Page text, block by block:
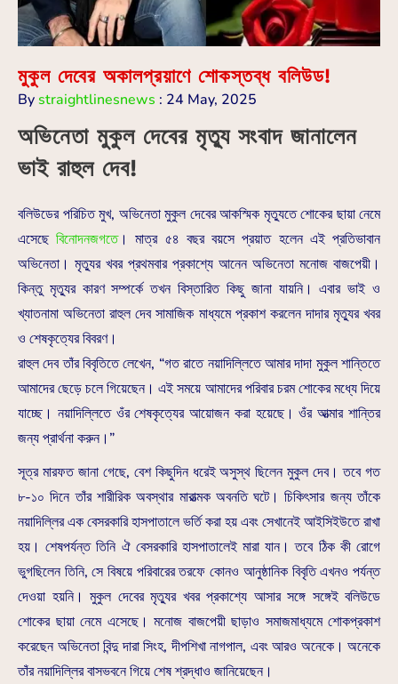
মুকুল দেবের অকালপ্রয়াণে শোকস্তব্ধ বলিউড!
Bystraightlinesnews : 24 May, 2025
অভিনেতা মুকুল দেবের মৃত্যু সংবাদ জানালেন
ভাই রাহুল দেব!
বলিউডের পরিচিত মুখ, অভিনেতা মুকুল দেবের আকস্মিক মৃত্যুতে শোকের ছায়া নেমে
এসেছেবিনোদনজগতে। মাত্র ৫৪ বছর বয়সে প্রয়াত হলেন এই প্রতিভাবান
অভিনেতা। মৃত্যুর খবর প্রথমবার প্রকাশ্যে আনেন অভিনেতা মনোজ বাজপেয়ী।
কিন্তু মৃত্যুর কারণ সম্পর্কে তখন বিস্তারিত কিছু জানা যায়নি। এবার ভাই ও
খ্যাতনামা অভিনেতা রাহুল দেব সামাজিক মাধ্যমে প্রকাশ করলেন দাদার মৃত্যুর খবর
ও শেষকৃত্যের বিবরণ।
রাহুল দেব তাঁর বিবৃতিতে লেখেন, “গত রাতে নয়াদিল্লিতে আমার দাদা মুকুল শান্তিতে
আমাদের ছেড়ে চলে গিয়েছেন। এই সময়ে আমাদের পরিবার চরম শোকের মধ্যে দিয়ে
যাচ্ছে। নয়াদিল্লিতে ওঁর শেষকৃত্যের আয়োজন করা হয়েছে। ওঁর আত্মার শান্তির
জন্য প্রার্থনা করুন।”
সূত্র মারফত জানা গেছে, বেশ কিছুদিন ধরেই অসুস্থ ছিলেন মুকুল দেব। তবে গত
৮-১০ দিনে তাঁর শারীরিক অবস্থার মারাত্মক অবনতি ঘটে। চিকিৎসার জন্য তাঁকে
নয়াদিল্লির এক বেসরকারি হাসপাতালে ভর্তি করা হয় এবং সেখানেই আইসিইউতে রাখা
হয়। শেষপর্যন্ত তিনি ঐ বেসরকারি হাসপাতালেই মারা যান। তবে ঠিক কী রোগে
ভুগছিলেন তিনি, সে বিষয়ে পরিবারের তরফে কোনও আনুষ্ঠানিক বিবৃতি এখনও পর্যন্ত
দেওয়া হয়নি। মুকুল দেবের মৃত্যুর খবর প্রকাশ্যে আসার সঙ্গে সঙ্গেই বলিউডে
শোকের ছায়া নেমে এসেছে। মনোজ বাজপেয়ী ছাড়াও সমাজমাধ্যমে শোকপ্রকাশ
করেছেন অভিনেতা বিন্দু দারা সিংহ, দীপশিখা নাগপাল, এবং আরও অনেকে। অনেকে
তাঁর নয়াদিল্লির বাসভবনে গিয়ে শেষ শ্রদ্ধাও জানিয়েছেন।